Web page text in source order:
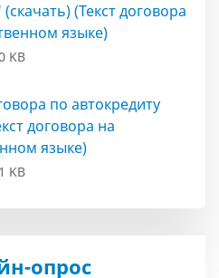
(Текст договора
языке)
KB
по автокредиту
договора на
языке)
KB
опрос